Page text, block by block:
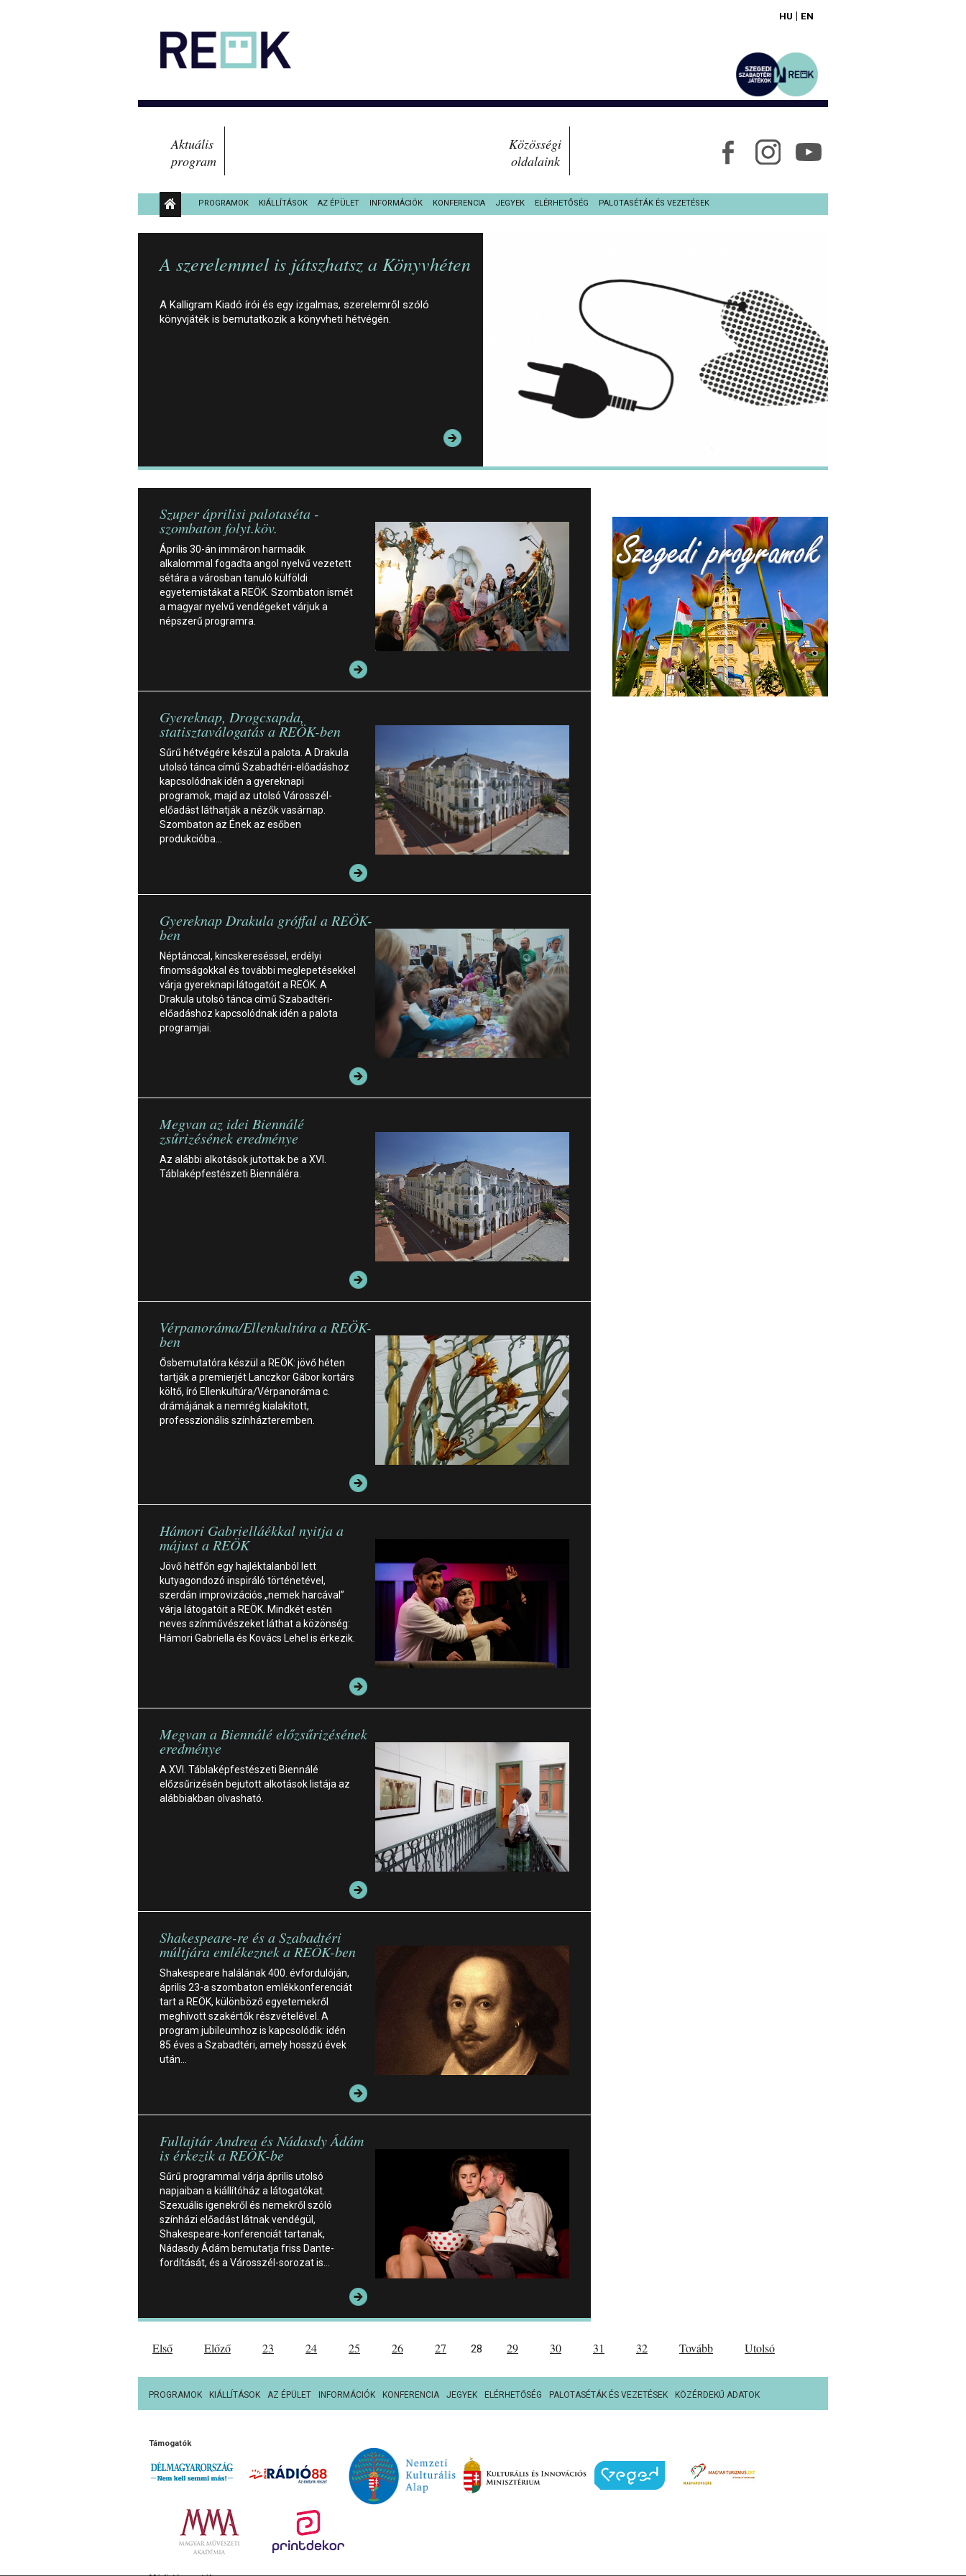
Aktuális
program
Közösségi
oldalaink
HU | EN
PROGRAMOK KIÁLLÍTÁSOK AZ ÉPÜLET INFORMÁCIÓK KONFERENCIA JEGYEK ELÉRHETŐSÉG PALOTASÉTÁK ÉS VEZETÉSEK
KÖZÉRDEKŰ ADATOK
A szerelemmel is játszhatsz a Könyvhéten
A Kalligram Kiadó írói és egy izgalmas, szerelemről szóló
könyvjáték is bemutatkozik a könyvheti hétvégén.
Szuper áprilisi palotaséta -
szombaton folyt.köv.
Április 30-án immáron harmadik
alkalommal fogadta angol nyelvű vezetett
sétára a városban tanuló külföldi
egyetemistákat a REÖK. Szombaton ismét
a magyar nyelvű vendégeket várjuk a
népszerű programra.
Gyereknap, Drogcsapda,
statisztaválogatás a REÖK-ben
Sűrű hétvégére készül a palota. A Drakula
utolsó tánca című Szabadtéri-előadáshoz
kapcsolódnak idén a gyereknapi
programok, majd az utolsó Városszél-
előadást láthatják a nézők vasárnap.
Szombaton az Ének az esőben
produkcióba…
Gyereknap Drakula gróffal a REÖK-
ben
Néptánccal, kincskereséssel, erdélyi
finomságokkal és további meglepetésekkel
várja gyereknapi látogatóit a REÖK. A
Drakula utolsó tánca című Szabadtéri-
előadáshoz kapcsolódnak idén a palota
programjai.
Megvan az idei Biennálé
zsűrizésének eredménye
Az alábbi alkotások jutottak be a XVI.
Táblaképfestészeti Biennáléra.
Vérpanoráma/Ellenkultúra a REÖK-
ben
Ősbemutatóra készül a REÖK: jövő héten
tartják a premierjét Lanczkor Gábor kortárs
költő, író Ellenkultúra/Vérpanoráma c.
drámájának a nemrég kialakított,
professzionális színházteremben.
Hámori Gabrielláékkal nyitja a
májust a REÖK
Jövő hétfőn egy hajléktalanból lett
kutyagondozó inspiráló történetével,
szerdán improvizációs „nemek harcával”
várja látogatóit a REÖK. Mindkét estén
neves színművészeket láthat a közönség:
Hámori Gabriella és Kovács Lehel is érkezik.
Megvan a Biennálé előzsűrizésének
eredménye
A XVI. Táblaképfestészeti Biennálé
előzsűrizésén bejutott alkotások listája az
alábbiakban olvasható.
Shakespeare-re és a Szabadtéri
múltjára emlékeznek a REÖK-ben
Shakespeare halálának 400. évfordulóján,
április 23-a szombaton emlékkonferenciát
tart a REÖK, különböző egyetemekről
meghívott szakértők részvételével. A
program jubileumhoz is kapcsolódik: idén
85 éves a Szabadtéri, amely hosszú évek
után…
Fullajtár Andrea és Nádasdy Ádám
is érkezik a REÖK-be
Sűrű programmal várja április utolsó
napjaiban a kiállítóház a látogatókat.
Szexuális igenekről és nemekről szóló
színházi előadást látnak vendégül,
Shakespeare-konferenciát tartanak,
Nádasdy Ádám bemutatja friss Dante-
fordítását, és a Városszél-sorozat is…
Első Előző 23 24 25 26 27 28 29 30 31 32 Tovább Utolsó
PROGRAMOK KIÁLLÍTÁSOK AZ ÉPÜLET INFORMÁCIÓK KONFERENCIA JEGYEK ELÉRHETŐSÉG PALOTASÉTÁK ÉS VEZETÉSEK KÖZÉRDEKŰ ADATOK
Támogatók